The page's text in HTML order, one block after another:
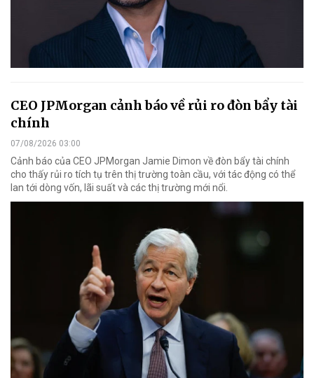
CEO JPMorgan cảnh báo về rủi ro đòn bẩy tài
chính
07/08/2026 03:00
Cảnh báo của CEO JPMorgan Jamie Dimon về đòn bẩy tài chính
cho thấy rủi ro tích tụ trên thị trường toàn cầu, với tác động có thể
lan tới dòng vốn, lãi suất và các thị trường mới nổi.